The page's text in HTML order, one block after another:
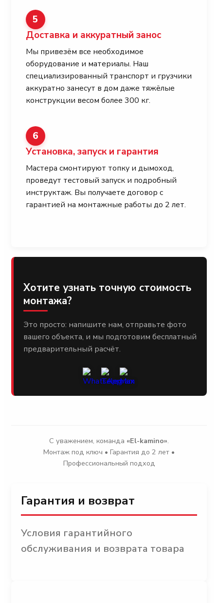
5
Доставка и аккуратный занос
Мы привезём все необходимое
оборудование и материалы. Наш
специализированный транспорт и грузчики
аккуратно занесут в дом даже тяжёлые
конструкции весом более 300 кг.
6
Установка, запуск и гарантия
Мастера смонтируют топку и дымоход,
проведут тестовый запуск и подробный
инструктаж. Вы получаете договор с
гарантией на монтажные работы до 2 лет.
Хотите узнать точную стоимость
монтажа?
Это просто: напишите нам, отправьте фото
вашего объекта, и мы подготовим бесплатный
предварительный расчёт.
С уважением, команда «El-kamino».
Монтаж под ключ • Гарантия до 2 лет •
Профессиональный подход
Гарантия и возврат
Условия гарантийного
обслуживания и возврата товара